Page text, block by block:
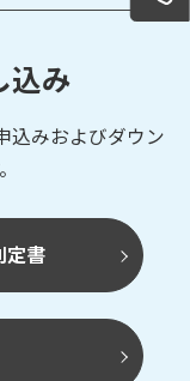
込み
込みおよびダウン
定書